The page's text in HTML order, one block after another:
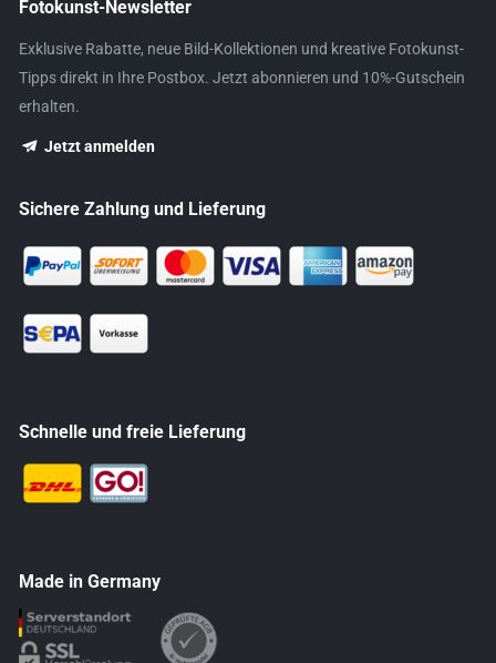
Fotokunst-Newsletter
Exklusive Rabatte, neue Bild-Kollektionen und kreative Fotokunst-
Tipps direkt in Ihre Postbox. Jetzt abonnieren und 10%-Gutschein
erhalten.
Jetzt anmelden
Sichere Zahlung und Lieferung
Schnelle und freie Lieferung
Made in Germany